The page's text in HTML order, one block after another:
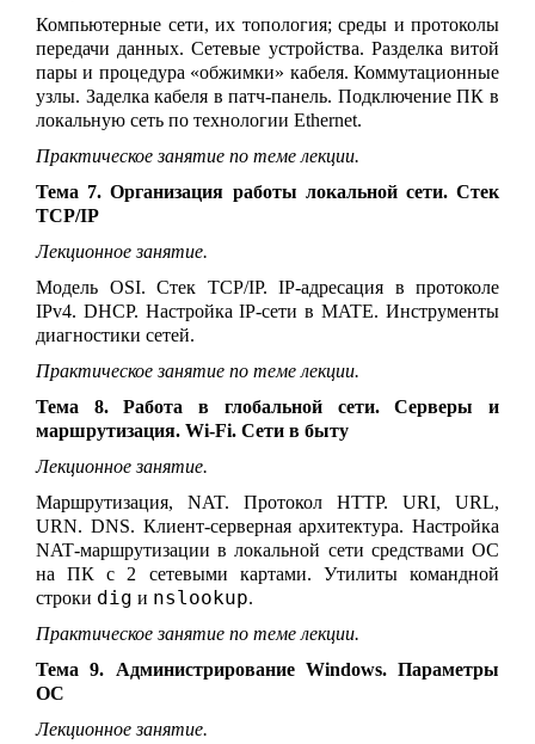
Компьютерные сети, их топология; среды и протоколы
передачи данных. Сетевые устройства. Разделка витой
пары и процедура «обжимки» кабеля. Коммутационные
узлы. Заделка кабеля в патч-панель. Подключение ПК в
локальную сеть по технологии Ethernet.
Практическое занятие по теме лекции.
Тема 7. Организация работы локальной сети. Стек
TCP/IP
Лекционное занятие.
Модель OSI. Стек TCP/IP. IP-адресация в протоколе
IPv4. DHCP. Настройка IP-сети в MATE. Инструменты
диагностики сетей.
Практическое занятие по теме лекции.
Тема 8. Работа в глобальной сети. Серверы и
маршрутизация. Wi-Fi. Сети в быту
Лекционное занятие.
Маршрутизация, NAT. Протокол HTTP. URI, URL,
URN. DNS. Клиент-серверная архитектура. Настройка
NAT-маршрутизации в локальной сети средствами ОС
на ПК с 2 сетевыми картами. Утилиты командной
строки dig и nslookup.
Практическое занятие по теме лекции.
Тема 9. Администрирование Windows. Параметры
ОС
Лекционное занятие.